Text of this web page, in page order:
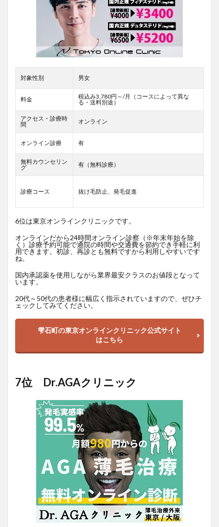
対象性別 男女
料金
税込み3,780円～/月（コースによって異な
る・送料別途）
アクセス・診療時
間
オンライン
オンライン診療 有
無料カウンセリン
グ
有（無料診療）
診療コース 抜け毛防止、発毛促進
6位は東京オンラインクリニックです。
オンラインだから24時間オンライン診察（※年末年始を除
く）診療予約可能で通院の時間や交通費を節約でき手軽に利
用できます。初診、再診とも無料ですから利用しやすいです
ね。
国内承認薬を使用しながら業界最安クラスのお値段となって
います。
20代～50代の患者様に幅広く指示されていますので、ぜひチ
ェックしてみてください。
雫石町の東京オンラインクリニック公式サイト
はこちら
7位 Dr.AGAクリニック